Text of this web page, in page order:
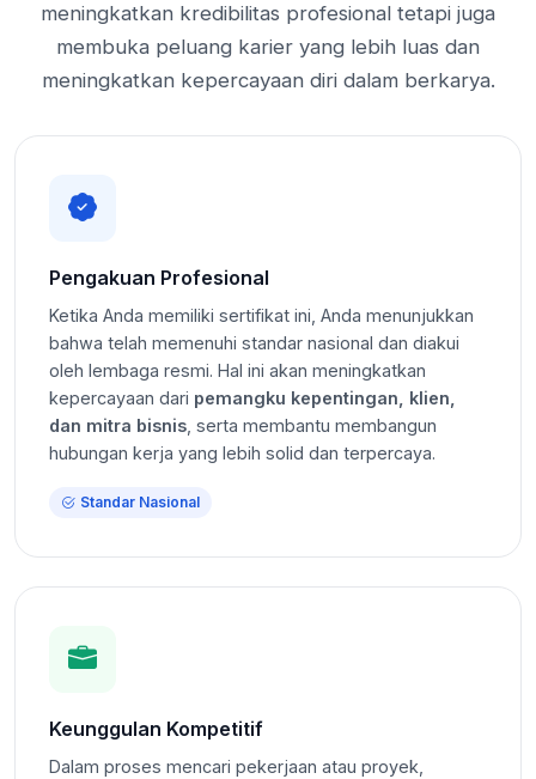
meningkatkan kredibilitas profesional tetapi juga
membuka peluang karier yang lebih luas dan
meningkatkan kepercayaan diri dalam berkarya.
Pengakuan Profesional
Ketika Anda memiliki sertifikat ini, Anda menunjukkan
bahwa telah memenuhi standar nasional dan diakui
oleh lembaga resmi. Hal ini akan meningkatkan
kepercayaan dari pemangku kepentingan, klien,
dan mitra bisnis , serta membantu membangun
hubungan kerja yang lebih solid dan terpercaya.
Standar Nasional
Keunggulan Kompetitif
Dalam proses mencari pekerjaan atau proyek,